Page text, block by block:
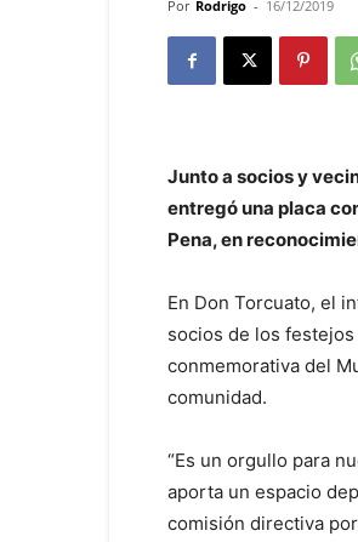
Por Rodrigo - 16/12/2019
Junto a socios y
entregó una placa
Pena, en
En Don Torcuato, el
socios de los
conmemorativa del
comunidad.
“Es un orgullo para
aporta un espacio
comisión directiva